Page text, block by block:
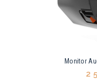
Monitor
2